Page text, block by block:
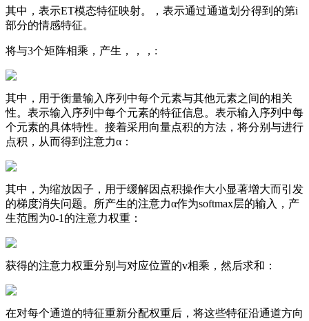
其中，表示ET模态特征映射。，表示通过通道划分得到的第i
部分的情感特征。
将与3个矩阵相乘，产生，，，:
其中，用于衡量输入序列中每个元素与其他元素之间的相关
性。表示输入序列中每个元素的特征信息。表示输入序列中每
个元素的具体特性。接着采用向量点积的方法，将分别与进行
点积，从而得到注意力α：
其中，为缩放因子，用于缓解因点积操作大小显著增大而引发
的梯度消失问题。所产生的注意力α作为softmax层的输入，产
生范围为0-1的注意力权重：
获得的注意力权重分别与对应位置的v相乘，然后求和：
在对每个通道的特征重新分配权重后，将这些特征沿通道方向